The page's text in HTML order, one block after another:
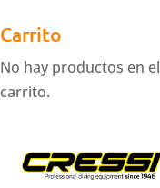
Carrito
No hay productos en el
carrito.